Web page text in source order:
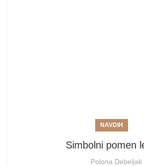
NAVDIH
Simbolni pomen
Polona Debeljak